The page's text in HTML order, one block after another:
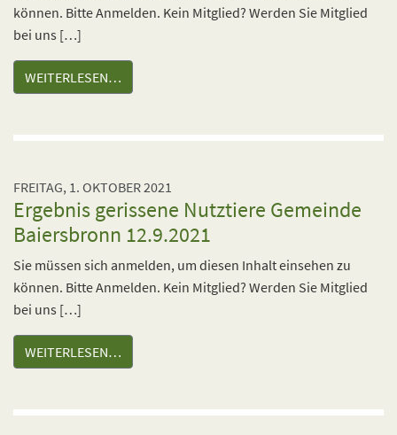
können. Bitte Anmelden. Kein Mitglied? Werden Sie Mitglied
bei uns […]
WEITERLESEN…
FREITAG, 1. OKTOBER 2021
Ergebnis gerissene Nutztiere Gemeinde
Baiersbronn 12.9.2021
Sie müssen sich anmelden, um diesen Inhalt einsehen zu
können. Bitte Anmelden. Kein Mitglied? Werden Sie Mitglied
bei uns […]
WEITERLESEN…